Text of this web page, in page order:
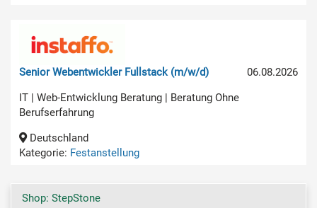
06.08.2026
Senior Webentwickler Fullstack (m/w/d)
IT | Web-Entwicklung Beratung | Beratung Ohne
Berufserfahrung
Deutschland
Kategorie: Festanstellung
Shop: StepStone